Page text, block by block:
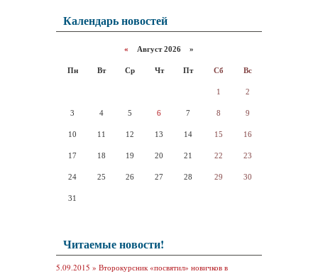
Календарь новостей
« Август 2026 »
Пн Вт Ср Чт Пт Сб Вс
1 2
3 4 5 6 7 8 9
10 11 12 13 14 15 16
17 18 19 20 21 22 23
24 25 26 27 28 29 30
31
Читаемые новости!
5.09.2015 » Второкурсник «посвятил» новичков в